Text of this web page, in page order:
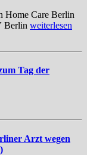
Home Care Berlin
Berlin weiterlesen
Tag der
Arzt wegen